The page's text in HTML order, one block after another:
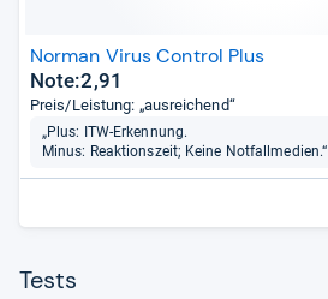
Norman Virus Control Plus
Note:2,91
Preis/Leistung: „ausreichend“
„Plus: ITW-Erkennung.
Minus: Reaktionszeit; Keine Notfallmedien.“
Tests